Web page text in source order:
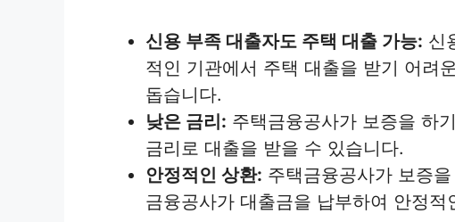
신용 부족 대출자도 주택 대출 가능: 신
적인 기관에서 주택 대출을 받기 어려
돕습니다.
낮은 금리: 주택금융공사가 보증을 하
금리로 대출을 받을 수 있습니다.
안정적인 상환: 주택금융공사가 보증
금융공사가 대출금을 납부하여 안정적